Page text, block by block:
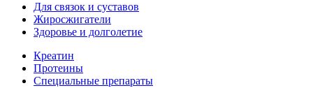
Для связок и суставов
Жиросжигатели
Здоровье и долголетие
Креатин
Протеины
Специальные препараты